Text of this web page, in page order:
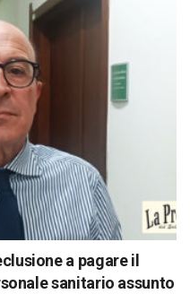
a pagare il
sanitario assunto